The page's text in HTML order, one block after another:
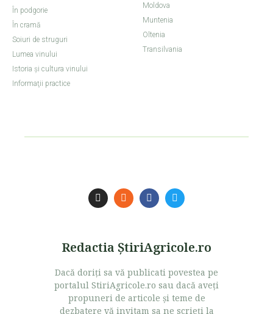
În podgorie
În cramă
Soiuri de struguri
Lumea vinului
Istoria şi cultura vinului
Informaţii practice
Moldova
Muntenia
Oltenia
Transilvania
Redactia ŞtiriAgricole.ro
Dacă doriţi sa vă publicati povestea pe
portalul StiriAgricole.ro sau dacă aveţi
propuneri de articole şi teme de
dezbatere vă invitam sa ne scrieţi la